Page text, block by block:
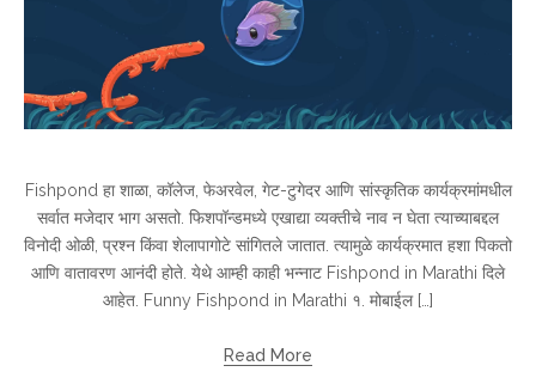
Fishpond हा शाळा, कॉलेज, फेअरवेल, गेट-टुगेदर आणि सांस्कृतिक कार्यक्रमांमधील
सर्वात मजेदार भाग असतो. फिशपॉन्डमध्ये एखाद्या व्यक्तीचे नाव न घेता त्याच्याबद्दल
विनोदी ओळी, प्रश्न किंवा शेलापागोटे सांगितले जातात. त्यामुळे कार्यक्रमात हशा पिकतो
आणि वातावरण आनंदी होते. येथे आम्ही काही भन्नाट Fishpond in Marathi दिले
आहेत. Funny Fishpond in Marathi १. मोबाईल […]
Read More